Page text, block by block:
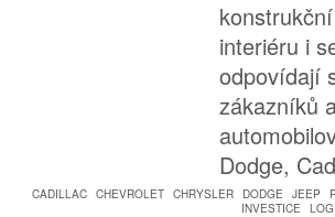
interiéru i
odpovídají
zákazníků
Dodge,
CADILLAC CHEVROLET CHRYSLER DODGE JEEP
INVESTICE